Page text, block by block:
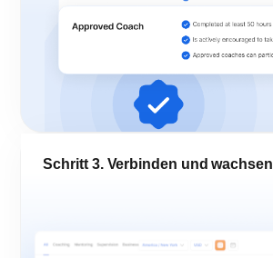
Schritt 3. Verbinden und wachsen